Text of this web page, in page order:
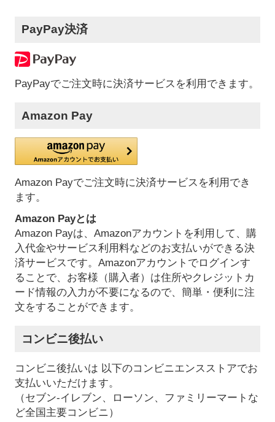
PayPay決済
PayPayでご注文時に決済サービスを利用できます。
Amazon Pay
Amazon Payでご注文時に決済サービスを利用でき
ます。
Amazon Payとは
Amazon Payは、Amazonアカウントを利用して、購
入代金やサービス利用料などのお支払いができる決
済サービスです。Amazonアカウントでログインす
ることで、お客様（購入者）は住所やクレジットカ
ード情報の入力が不要になるので、簡単・便利に注
文をすることができます。
コンビニ後払い
コンビニ後払いは 以下のコンビニエンスストアでお
支払いいただけます。
（セブン-イレブン、ローソン、ファミリーマートな
ど全国主要コンビニ）